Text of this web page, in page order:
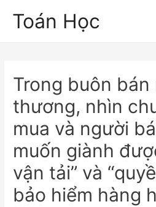
Toán Học
Trong buôn bán
thương, nhìn
mua và người
muốn giành
vận tải” và
bảo hiểm hàng